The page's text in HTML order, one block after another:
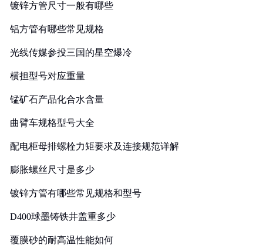
镀锌方管尺寸一般有哪些
铝方管有哪些常见规格
光线传媒参投三国的星空爆冷
横担型号对应重量
锰矿石产品化合水含量
曲臂车规格型号大全
配电柜母排螺栓力矩要求及连接规范详解
膨胀螺丝尺寸是多少
镀锌方管有哪些常见规格和型号
D400球墨铸铁井盖重多少
覆膜砂的耐高温性能如何